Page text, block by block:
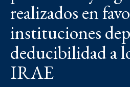
realizados en
instituciones
deducibilidad a
IRAE